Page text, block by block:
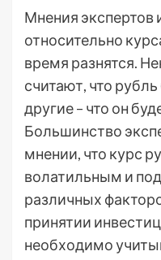
Мнения экспертов
относительно
время разнятся.
считают, что
другие – что он
Большинство
мнении, что курс
волатильным и
различных
принятии
необходимо